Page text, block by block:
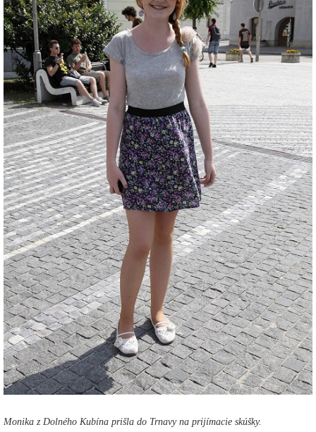
Monika z Dolného Kubína prišla do Trnavy na prijímacie skúšky.